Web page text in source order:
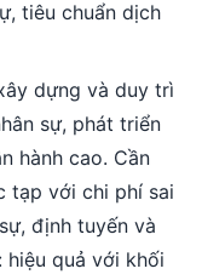
tiêu chuẩn dịch
dựng và duy trì
sự, phát triển
hành cao. Cần
tạp với chi phí sai
định tuyến và
quả với khối